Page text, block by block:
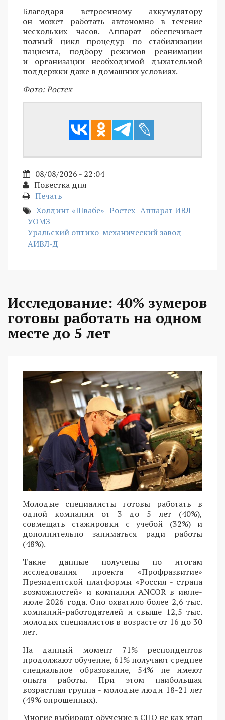
Благодаря встроенному аккумулятору
он может работать автономно в течение
нескольких часов. Аппарат обеспечивает
полный цикл процедур по стабилизации
пациента, подбору режимов реанимации
и организации необходимой дыхательной
поддержки даже в домашних условиях.
Фото: Ростех
08/08/2026 - 22:04
Повестка дня
Печать
Холдинг «Швабе» Ростех Аппарат ИВЛ
УОМЗ
Уральский оптико-механический завод
АИВЛ-Д
Исследование: 40% зумеров
готовы работать на одном
месте до 5 лет
Молодые специалисты готовы работать в
одной компании от 3 до 5 лет (40%),
совмещать стажировки с учебой (32%) и
дополнительно заниматься ради работы
(48%).
Такие данные получены по итогам
исследования проекта «Профразвитие»
Президентской платформы «Россия - страна
возможностей» и компании ANCOR в июне-
июле 2026 года. Оно охватило более 2,6 тыс.
компаний-работодателей и свыше 12,5 тыс.
молодых специалистов в возрасте от 16 до 30
лет.
На данный момент 71% респондентов
продолжают обучение, 61% получают среднее
специальное образование, 54% не имеют
опыта работы. При этом наибольшая
возрастная группа - молодые люди 18-21 лет
(49% опрошенных).
Многие выбирают обучение в СПО не как этап